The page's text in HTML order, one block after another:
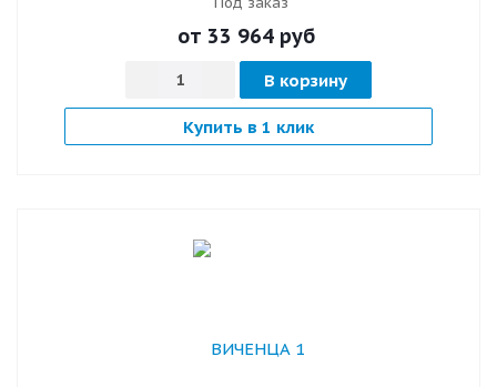
от 33 964 руб
В корзину
Купить в 1 клик